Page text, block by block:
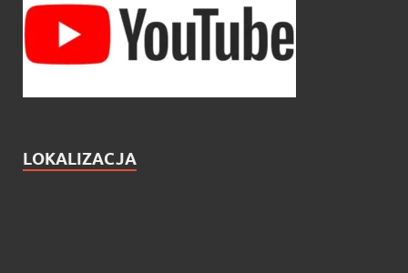
LOKALIZACJA